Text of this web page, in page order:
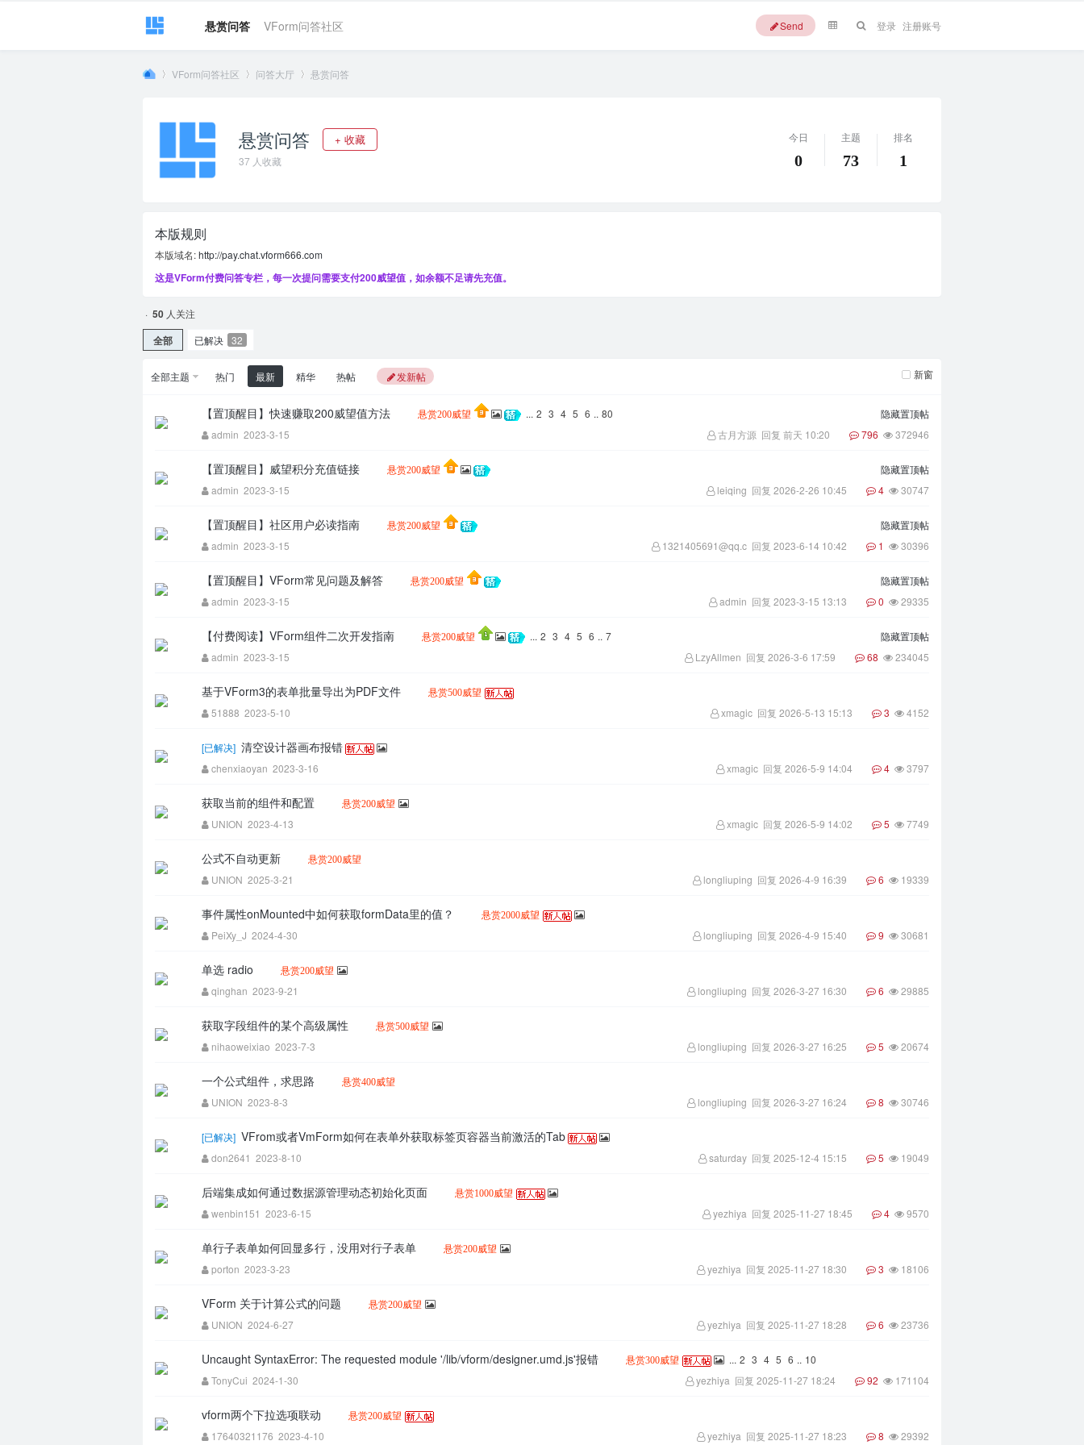
悬赏问答 VForm问答社区 登录 注册账号
Send
VForm问答社区
›
问答大厅
›
悬赏问答
悬赏问答 + 收藏
37 人收藏
今日
0
主题
73
排名
1
本版规则
本版域名:http://pay.chat.vform666.com
这是VForm付费问答专栏，每一次提问需要支付200威望值，如余额不足请先充值。
· 50 人关注
全部 已解决 32
全部主题 热门 最新 精华 热帖 发新帖 新窗
隐藏置顶帖
【置顶醒目】快速赚取200威望值方法 悬赏200威望 ... 2 3 4 5 6 .. 80
admin 2023-3-15 372946
796
古月方源 回复 前天 10:20
隐藏置顶帖
【置顶醒目】威望积分充值链接 悬赏200威望
admin 2023-3-15 30747
4
leiqing 回复 2026-2-26 10:45
隐藏置顶帖
【置顶醒目】社区用户必读指南 悬赏200威望
admin 2023-3-15 30396
1
1321405691@qq.c 回复 2023-6-14 10:42
隐藏置顶帖
【置顶醒目】VForm常见问题及解答 悬赏200威望
admin 2023-3-15 29335
0
admin 回复 2023-3-15 13:13
隐藏置顶帖
【付费阅读】VForm组件二次开发指南 悬赏200威望 ... 2 3 4 5 6 .. 7
admin 2023-3-15 234045
68
LzyAllmen 回复 2026-3-6 17:59
基于VForm3的表单批量导出为PDF文件 悬赏500威望
51888 2023-5-10 4152
3
xmagic 回复 2026-5-13 15:13
[已解决] 清空设计器画布报错
chenxiaoyan 2023-3-16 3797
4
xmagic 回复 2026-5-9 14:04
获取当前的组件和配置 悬赏200威望
UNION 2023-4-13 7749
5
xmagic 回复 2026-5-9 14:02
公式不自动更新 悬赏200威望
UNION 2025-3-21 19339
6
longliuping 回复 2026-4-9 16:39
事件属性onMounted中如何获取formData里的值？ 悬赏2000威望
PeiXy_J 2024-4-30 30681
9
longliuping 回复 2026-4-9 15:40
单选 radio 悬赏200威望
qinghan 2023-9-21 29885
6
longliuping 回复 2026-3-27 16:30
获取字段组件的某个高级属性 悬赏500威望
nihaoweixiao 2023-7-3 20674
5
longliuping 回复 2026-3-27 16:25
一个公式组件，求思路 悬赏400威望
UNION 2023-8-3 30746
8
longliuping 回复 2026-3-27 16:24
[已解决] VFrom或者VmForm如何在表单外获取标签页容器当前激活的Tab
don2641 2023-8-10 19049
5
saturday 回复 2025-12-4 15:15
后端集成如何通过数据源管理动态初始化页面 悬赏1000威望
wenbin151 2023-6-15 9570
4
yezhiya 回复 2025-11-27 18:45
单行子表单如何回显多行，没用对行子表单 悬赏200威望
porton 2023-3-23 18106
3
yezhiya 回复 2025-11-27 18:30
VForm 关于计算公式的问题 悬赏200威望
UNION 2024-6-27 23736
6
yezhiya 回复 2025-11-27 18:28
Uncaught SyntaxError: The requested module '/lib/vform/designer.umd.js'报错 悬赏300威望 ... 2 3 4 5 6 .. 10
TonyCui 2024-1-30 171104
92
yezhiya 回复 2025-11-27 18:24
vform两个下拉选项联动 悬赏200威望
17640321176 2023-4-10 29392
8
yezhiya 回复 2025-11-27 18:23